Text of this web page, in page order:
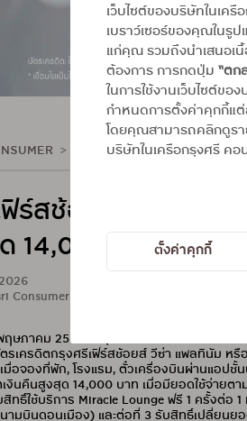
เว็บไซต์ของบริษัทในเค
เบราว์เซอร์ของคุณในรู
แก่คุณ รวมถึงนำเสนอเ
ต้องการ การกดปุ่ม “ตก
ในการใช้งานเว็บไซต์ข
กำหนดการตั้งค่าคุกกี้แต่
โดยคุณสามารถคลิกดูรา
บริษัทในเครือกรุงศรี คอ
ตั้งค่าคุกกี้
ข่าวประชาสัมพันธ์ PR NEWS
ร์สช้อยส์ ชวนเที่ยวสุ
14,000 บาท
Consumer
ฤษภาคม 2569 : กรุงศรีเฟิร์สช้อยส์จัดโปรโม
เครดิตกรุงศรีเฟิร์สช้อยส์ วีซ่า แพลทินัม หรื
มื่อจองที่พัก, โรงแรม, ตั๋วเครื่องบินผ่านแอปชั้
งินคืนสูงสุด 14,000 บาท เมื่อมียอดใช้จ่ายตา
สิทธิ์ใช้บริการ Miracle Lounge ฟรี 1 ครั้งต่
มบินดอนเมือง) และต่อที่ 3 รับสิทธิ์เปลี่ยนยอ